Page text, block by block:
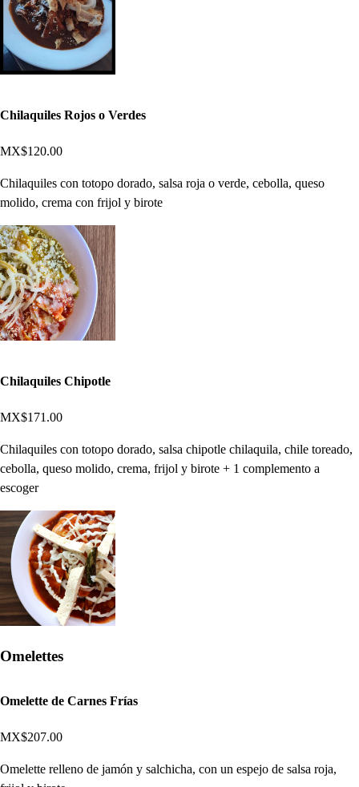
Chilaquiles Rojos o Verdes
MX$120.00
Chilaquiles con totopo dorado, salsa roja o verde, cebolla, queso
molido, crema con frijol y birote
Chilaquiles Chipotle
MX$171.00
Chilaquiles con totopo dorado, salsa chipotle chilaquila, chile toreado,
cebolla, queso molido, crema, frijol y birote + 1 complemento a
escoger
Omelettes
Omelette de Carnes Frías
MX$207.00
Omelette relleno de jamón y salchicha, con un espejo de salsa roja,